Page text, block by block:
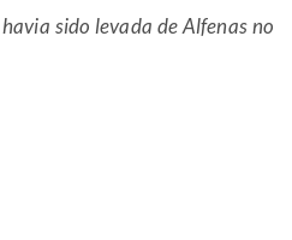
sido levada de Alfenas no